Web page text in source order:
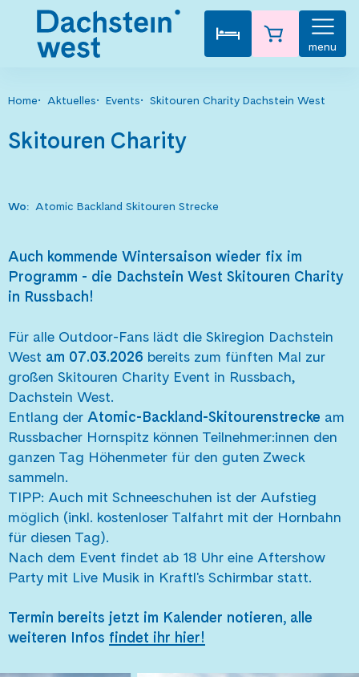
menu
Home Aktuelles Events Skitouren Charity Dachstein West
Skitouren Charity
Wo: Atomic Backland Skitouren Strecke
Auch kommende Wintersaison wieder fix im
Programm - die Dachstein West Skitouren Charity
in Russbach!
Für alle Outdoor-Fans lädt die Skiregion Dachstein
West am 07.03.2026 bereits zum fünften Mal zur
großen Skitouren Charity Event in Russbach,
Dachstein West.
Entlang der Atomic-Backland-Skitourenstrecke am
Russbacher Hornspitz können Teilnehmer:innen den
ganzen Tag Höhenmeter für den guten Zweck
sammeln.
TIPP: Auch mit Schneeschuhen ist der Aufstieg
möglich (inkl. kostenloser Talfahrt mit der Hornbahn
für diesen Tag).
Nach dem Event findet ab 18 Uhr eine Aftershow
Party mit Live Musik in Kraftl's Schirmbar statt.
Termin bereits jetzt im Kalender notieren, alle
weiteren Infos findet ihr hier!